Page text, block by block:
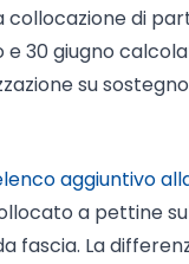
di
e 30 giugno
su
aggiuntivo
a pettine
fascia. La